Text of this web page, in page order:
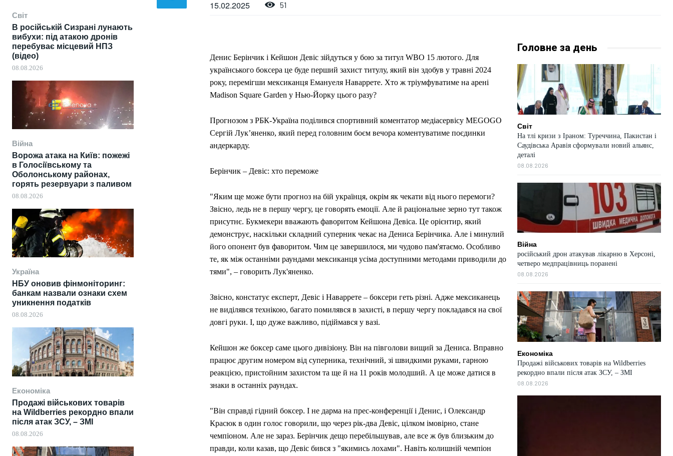
Світ
В російській Сизрані лунають
вибухи: під атакою дронів
перебуває місцевий НПЗ
(відео)
08.08.2026
Війна
Ворожа атака на Київ: пожежі
в Голосіївському та
Оболонському районах,
горять резервуари з паливом
08.08.2026
Україна
НБУ оновив фінмоніторинг:
банкам назвали ознаки схем
уникнення податків
08.08.2026
Економіка
Продажі військових товарів
на Wildberries рекордно впали
після атак ЗСУ, – ЗМІ
08.08.2026
15.02.2025 51
Денис Берінчик і Кейшон Девіс зійдуться у бою за титул WBO 15 лютого. Для
українського боксера це буде перший захист титулу, який він здобув у травні 2024
року, перемігши мексиканця Емануеля Наваррете. Хто ж тріумфуватиме на арені
Madison Square Garden у Нью-Йорку цього разу?
Прогнозом з РБК-Україна поділився спортивний коментатор медіасервісу MEGOGO
Сергій Лукʼяненко, який перед головним боєм вечора коментуватиме поєдинки
андеркарду.
Берінчик – Девіс: хто переможе
"Яким ще може бути прогноз на бій українця, окрім як чекати від нього перемоги?
Звісно, ледь не в першу чергу, це говорять емоції. Але й раціональне зерно тут також
присутнє. Букмекери вважають фаворитом Кейшона Девіса. Це орієнтир, який
демонструє, наскільки складний суперник чекає на Дениса Берінчика. Але і минулий
його опонент був фаворитом. Чим це завершилося, ми чудово пам'ятаємо. Особливо
те, як між останніми раундами мексиканця усіма доступними методами приводили до
тями", – говорить Лук'яненко.
Звісно, констатує експерт, Девіс і Наваррете – боксери геть різні. Адже мексиканець
не виділявся технікою, багато помилявся в захисті, в першу чергу покладався на свої
довгі руки. І, що дуже важливо, підіймався у вазі.
Кейшон же боксер саме цього дивізіону. Він на півголови вищий за Дениса. Вправно
працює другим номером від суперника, технічний, зі швидкими руками, гарною
реакцією, пристойним захистом та ще й на 11 років молодший. А це може датися в
знаки в останніх раундах.
"Він справді гідний боксер. І не дарма на прес-конференції і Денис, і Олександр
Красюк в один голос говорили, що через рік-два Девіс, цілком імовірно, стане
чемпіоном. Але не зараз. Берінчик дещо перебільшував, але все ж був близьким до
правди, коли казав, що Девіс бився з "якимись лохами". Навіть колишній чемпіон
Головне за день
Світ
На тлі кризи з Іраном: Туреччина, Пакистан і
Саудівська Аравія сформували новий альянс,
деталі
08.08.2026
Війна
російський дрон атакував лікарню в Херсоні,
четверо медпрацівниць поранені
08.08.2026
Економіка
Продажі військових товарів на Wildberries
рекордно впали після атак ЗСУ, – ЗМІ
08.08.2026